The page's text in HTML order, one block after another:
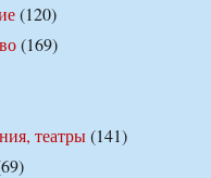
(120)
(169)
театры(141)